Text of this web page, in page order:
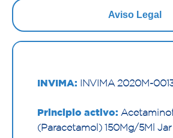
Aviso Legal
INVIMA: INVIMA 2020M-
Principio activo:
(Paracetamol) 150Mg/5Ml Jar